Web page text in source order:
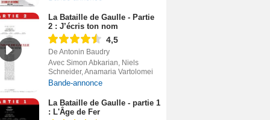
La Bataille de Gaulle - Partie
2 : J’écris ton nom
4,5
De Antonin Baudry
Avec Simon Abkarian, Niels
Schneider, Anamaria Vartolomei
Bande-annonce
La Bataille de Gaulle - partie 1
: L'Âge de Fer